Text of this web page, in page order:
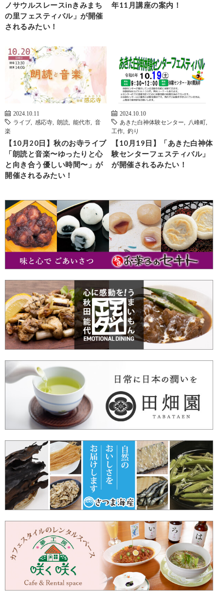
ノサウルスレースinきみまち
の里フェスティバル」が開催
されるみたい！
年11月講座の案内！
2024.10.11
ライブ
感応寺 朗読 能代市
音
楽
【10月20日】秋のお寺ライブ
「朗読と音楽〜ゆったりと心
と向き合う優しい時間〜」が
開催されるみたい！
2024.10.10
あきた白神体験センター
八峰町
工作
釣り
【10月19日】「あきた白神体
験センターフェスティバル」
が開催されるみたい！